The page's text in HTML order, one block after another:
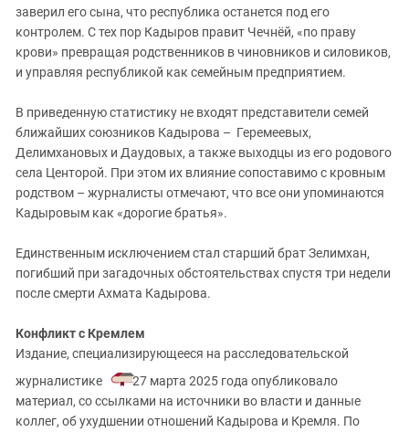
заверил его сына, что республика останется под его
контролем. С тех пор Кадыров правит Чечнёй, «по праву
крови» превращая родственников в чиновников и силовиков,
и управляя республикой как семейным предприятием.
В приведенную статистику не входят представители семей
ближайших союзников Кадырова – Геремеевых,
Делимхановых и Даудовых, а также выходцы из его родового
села Центорой. При этом их влияние сопоставимо с кровным
родством – журналисты отмечают, что все они упоминаются
Кадыровым как «дорогие братья».
Единственным исключением стал старший брат Зелимхан,
погибший при загадочных обстоятельствах спустя три недели
после смерти Ахмата Кадырова.
Конфликт с Кремлем
Издание, специализирующееся на расследовательской
журналистике
27 марта 2025 года опубликовало
материал, со ссылками на источники во власти и данные
коллег, об ухудшении отношений Кадырова и Кремля. По